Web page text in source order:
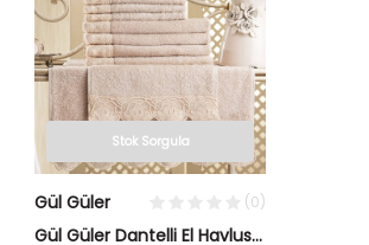
Stok Sorgula
Gül Güler (0)
Gül Güler Dantelli El Havlusu